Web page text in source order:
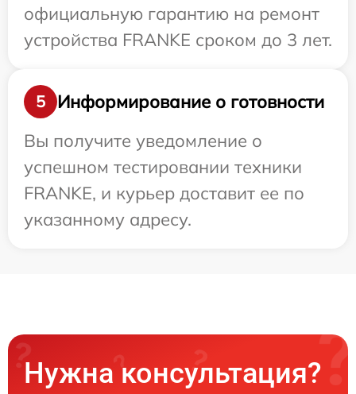
официальную гарантию на ремонт
устройства FRANKE сроком до 3 лет.
5
Информирование о готовности
Вы получите уведомление о
успешном тестировании техники
FRANKE, и курьер доставит ее по
указанному адресу.
Нужна консультация?